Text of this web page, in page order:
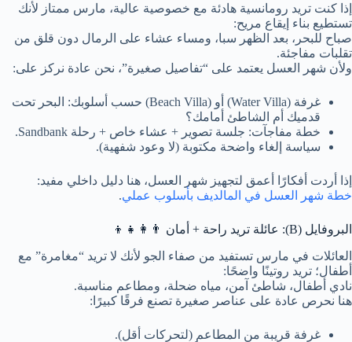
إذا كنت تريد رومانسية هادئة مع خصوصية عالية، مارس ممتاز لأنك
تستطيع بناء إيقاع مريح:
صباح للبحر، بعد الظهر سبا، ومساء عشاء على الرمال دون قلق من
تقلبات مفاجئة.
ولأن شهر العسل يعتمد على “تفاصيل صغيرة”، نحن عادة نركز على:
غرفة (Water Villa) أو (Beach Villa) حسب أسلوبك: البحر تحت
قدميك أم الشاطئ أمامك؟
خطة مفاجآت: جلسة تصوير + عشاء خاص + رحلة Sandbank.
سياسة إلغاء واضحة مكتوبة (لا وعود شفهية).
إذا أردت أفكارًا أعمق لتجهيز شهر العسل، هنا دليل داخلي مفيد:
خطة شهر العسل في المالديف بأسلوب عملي.
البروفايل (B): عائلة تريد راحة + أمان 👨‍👩‍👧‍👦
العائلات في مارس تستفيد من صفاء الجو لأنك لا تريد “مغامرة” مع
أطفال؛ تريد روتينًا واضحًا:
نادي أطفال، شاطئ آمن، مياه ضحلة، ومطاعم مناسبة.
هنا نحرص عادة على عناصر صغيرة تصنع فرقًا كبيرًا:
غرفة قريبة من المطاعم (لتحركات أقل).